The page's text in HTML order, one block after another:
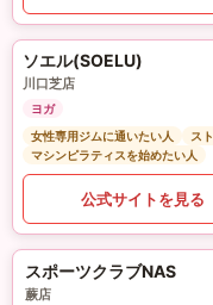
ソエル(SOELU)
川口芝店
ヨガ
女性専用ジムに通いたい人
ス
マシンピラティスを始めたい人
公式サイトを見る
スポーツクラブNAS
蕨店